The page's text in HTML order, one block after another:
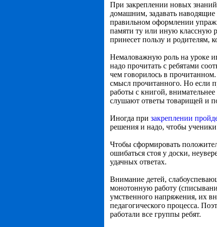
При закреплении новых знаний
домашним, задавать
правильном оформлении
памяти ту или иную классную
принесет пользу и
Немаловажную роль на уроке
надо прочитать с ребятами
чем говорилось в
смысл прочитанного. Но если
работы с книгой,
слушают ответы товарищей и
Иногда при закреплении
решения и надо, чтобы
Чтобы сформировать
ошибаться стоя у доски,
удачных ответах.
Внимание детей,
монотонную работу
умственного напряжения, их
педагогического процесса.
работали все группы ребят.